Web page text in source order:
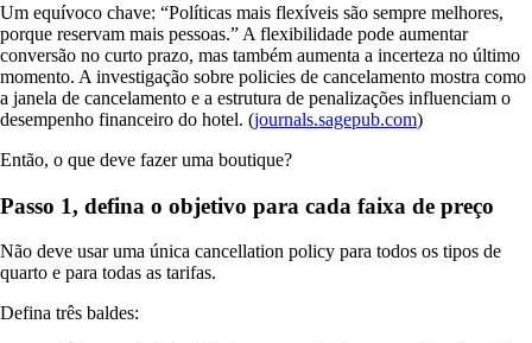
Um equívoco chave: “Políticas mais flexíveis são sempre melhores,
porque reservam mais pessoas.” A flexibilidade pode aumentar
conversão no curto prazo, mas também aumenta a incerteza no último
momento. A investigação sobre policies de cancelamento mostra como
a janela de cancelamento e a estrutura de penalizações influenciam o
desempenho financeiro do hotel. (journals.sagepub.com)
Então, o que deve fazer uma boutique?
Passo 1, defina o objetivo para cada faixa de preço
Não deve usar uma única cancellation policy para todos os tipos de
quarto e para todas as tarifas.
Defina três baldes: